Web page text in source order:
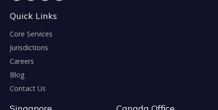
Quick Links
Core Services
Jurisdictions
Careers
Blog
Contact Us